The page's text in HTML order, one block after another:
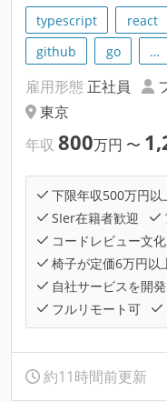
typescript react
github
go …
雇用形態 正社員
東京
年収 800万円 〜
下限年収500万円以
SIer在籍者歓迎
コードレビュー文化
椅子が定価6万円以
自社サービスを開発
フルリモート可
約11時間前更新